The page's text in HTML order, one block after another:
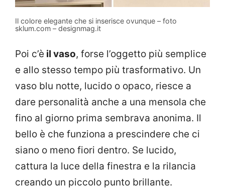
Il colore elegante che si inserisce ovunque – foto
sklum.com – designmag.it
Poi c’è il vaso, forse l’oggetto più semplice
e allo stesso tempo più trasformativo. Un
vaso blu notte, lucido o opaco, riesce a
dare personalità anche a una mensola che
fino al giorno prima sembrava anonima. Il
bello è che funziona a prescindere che ci
siano o meno fiori dentro. Se lucido,
cattura la luce della finestra e la rilancia
creando un piccolo punto brillante.